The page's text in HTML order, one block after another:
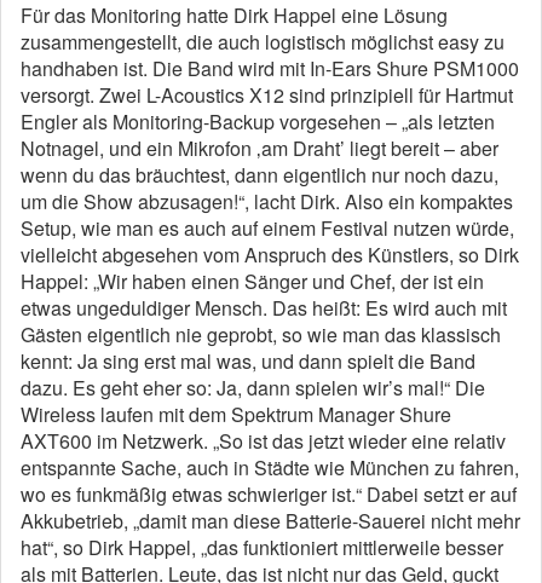
Für das Monitoring hatte Dirk Happel eine Lösung
zusammengestellt, die auch logistisch möglichst easy zu
handhaben ist. Die Band wird mit In-Ears Shure PSM1000
versorgt. Zwei L-Acoustics X12 sind prinzipiell für Hartmut
Engler als Monitoring-Backup vorgesehen – „als letzten
Notnagel, und ein Mikrofon ‚am Draht’ liegt bereit – aber
wenn du das bräuchtest, dann eigentlich nur noch dazu,
um die Show abzusagen!“, lacht Dirk. Also ein kompaktes
Setup, wie man es auch auf einem Festival nutzen würde,
vielleicht abgesehen vom Anspruch des Künstlers, so Dirk
Happel: „Wir haben einen Sänger und Chef, der ist ein
etwas ungeduldiger Mensch. Das heißt: Es wird auch mit
Gästen eigentlich nie geprobt, so wie man das klassisch
kennt: Ja sing erst mal was, und dann spielt die Band
dazu. Es geht eher so: Ja, dann spielen wir’s mal!“ Die
Wireless laufen mit dem Spektrum Manager Shure
AXT600 im Netzwerk. „So ist das jetzt wieder eine relativ
entspannte Sache, auch in Städte wie München zu fahren,
wo es funkmäßig etwas schwieriger ist.“ Dabei setzt er auf
Akkubetrieb, „damit man diese Batterie-Sauerei nicht mehr
hat“, so Dirk Happel, „das funktioniert mittlerweile besser
als mit Batterien. Leute, das ist nicht nur das Geld, guckt